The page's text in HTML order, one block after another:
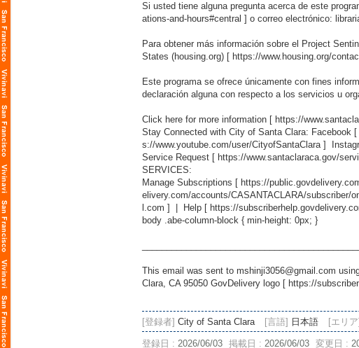
Si usted tiene alguna pregunta acerca de este
ations-and-hours#central ] o correo electrónico:
Para obtener más información sobre el Project
States (housing.org) [ https://www.housing.org/
Este programa se ofrece únicamente con fines
declaración alguna con respecto a los servicios u
Click here for more information [ https://
Stay Connected with City of Santa Clara: Facebook [
s://www.youtube.com/user/CityofSantaClara]
Service Request [ https://www.santaclaraca.gov/
SERVICES:
Manage Subscriptions [ https://
elivery.com/accounts/CASANTACLARA/subscriber/
l.com ] | Help [ https://
body .abe-column-block { min-height: 0px; }
This email was sent to mshinji3056@gmail.com
Clara, CA 95050 GovDelivery logo [ https://
[登録者] City of Santa Clara [言語] 日本語 [エリア]
登録日 : 2026/06/03 掲載日 : 2026/06/03 変更日 :